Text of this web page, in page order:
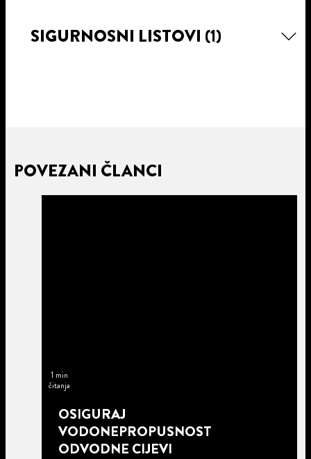
SIGURNOSNI LISTOVI (1)
POVEZANI ČLANCI
1 min
čitanja
OSIGURAJ
VODONEPROPUSNOST
ODVODNE CIJEVI